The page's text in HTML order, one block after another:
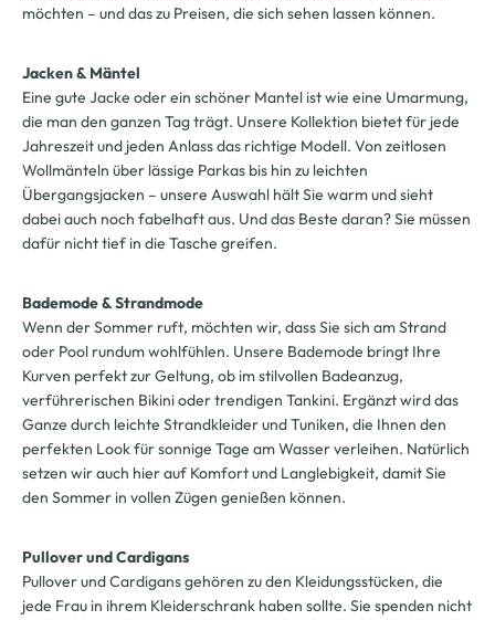
möchten – und das zu Preisen, die sich sehen lassen können.
Jacken & Mäntel
Eine gute Jacke oder ein schöner Mantel ist wie eine Umarmung,
die man den ganzen Tag trägt. Unsere Kollektion bietet für jede
Jahreszeit und jeden Anlass das richtige Modell. Von zeitlosen
Wollmänteln über lässige Parkas bis hin zu leichten
Übergangsjacken – unsere Auswahl hält Sie warm und sieht
dabei auch noch fabelhaft aus. Und das Beste daran? Sie müssen
dafür nicht tief in die Tasche greifen.
Bademode & Strandmode
Wenn der Sommer ruft, möchten wir, dass Sie sich am Strand
oder Pool rundum wohlfühlen. Unsere Bademode bringt Ihre
Kurven perfekt zur Geltung, ob im stilvollen Badeanzug,
verführerischen Bikini oder trendigen Tankini. Ergänzt wird das
Ganze durch leichte Strandkleider und Tuniken, die Ihnen den
perfekten Look für sonnige Tage am Wasser verleihen. Natürlich
setzen wir auch hier auf Komfort und Langlebigkeit, damit Sie
den Sommer in vollen Zügen genießen können.
Pullover und Cardigans
Pullover und Cardigans gehören zu den Kleidungsstücken, die
jede Frau in ihrem Kleiderschrank haben sollte. Sie spenden nicht